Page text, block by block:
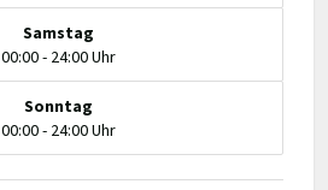
Samstag
00:00 - 24:00 Uhr
Sonntag
00:00 - 24:00 Uhr